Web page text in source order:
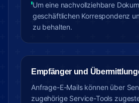
Um eine nachvollziehbare
geschäftlichen Korrespondenz
zu behalten.
Empfänger und
Anfrage-E-Mails können über
zugehörige Service-Tools